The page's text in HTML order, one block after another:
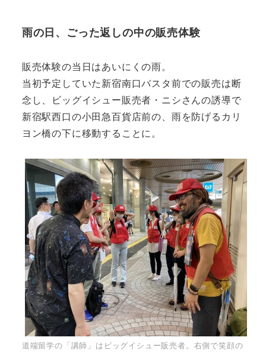
雨の日、ごった返しの中の販売体験
販売体験の当日はあいにくの雨。
当初予定していた新宿南口バスタ前での販売は断
念し、ビッグイシュー販売者・ニシさんの誘導で
新宿駅西口の小田急百貨店前の、雨を防げるカリ
ヨン橋の下に移動することに。
道端留学の「講師」はビッグイシュー販売者。右側で笑顔の